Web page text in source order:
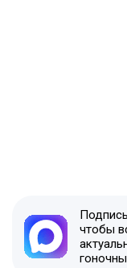
чтобы